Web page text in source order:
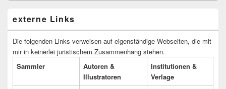
externe Links
Die folgenden Links verweisen auf eigenständige Webseiten, die mit
mir in keinerlei juristischem Zusammenhang stehen.
Sammler
Autoren &
Illustratoren
Institutionen &
Verlage